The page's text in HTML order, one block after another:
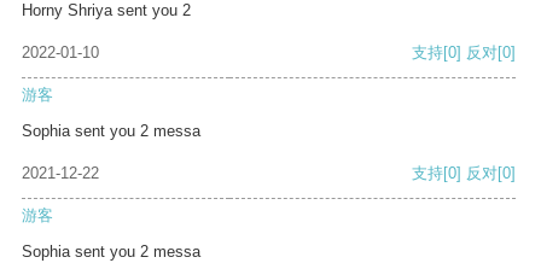
Horny Shriya sent you 2
2022-01-10 支持[0] 反对[0]
游客
Sophia sent you 2 messa
2021-12-22 支持[0] 反对[0]
游客
Sophia sent you 2 messa